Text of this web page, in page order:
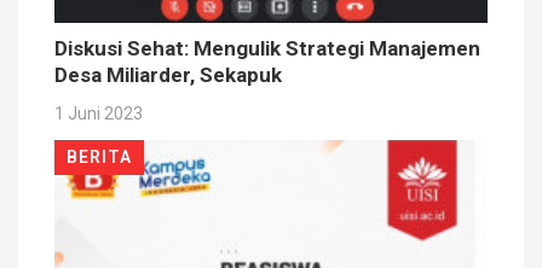
Diskusi Sehat: Mengulik Strategi Manajemen
Desa Miliarder, Sekapuk
1 Juni 2023
BERITA